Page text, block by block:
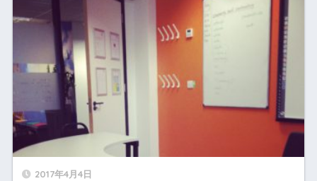
2017年4月4日